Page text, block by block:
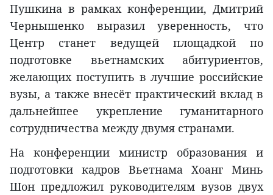
Пушкина в рамках конференции, Дмитрий
Чернышенко выразил уверенность, что
Центр станет ведущей площадкой по
подготовке вьетнамских абитуриентов,
желающих поступить в лучшие российские
вузы, а также внесёт практический вклад в
дальнейшее укрепление гуманитарного
сотрудничества между двумя странами.
На конференции министр образования и
подготовки кадров Вьетнама Хоанг Минь
Шон предложил руководителям вузов двух